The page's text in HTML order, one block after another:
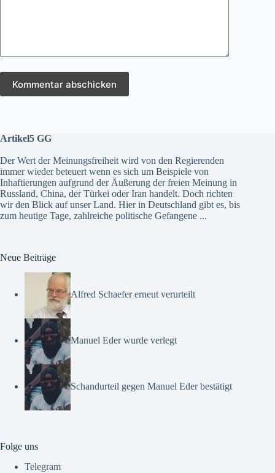
Kommentar abschicken
Artikel5 GG
Der Wert der Meinungsfreiheit wird von den Regierenden
immer wieder beteuert wenn es sich um Beispiele von
Inhaftierungen aufgrund der Äußerung der freien Meinung in
Russland, China, der Türkei oder Iran handelt. Doch richten
wir den Blick auf unser Land. Hier in Deutschland gibt es, bis
zum heutige Tage, zahlreiche politische Gefangene ...
Neue Beiträge
Alfred Schaefer erneut verurteilt
Manuel Eder wurde verlegt
Schandurteil gegen Manuel Eder bestätigt
Folge uns
Telegram